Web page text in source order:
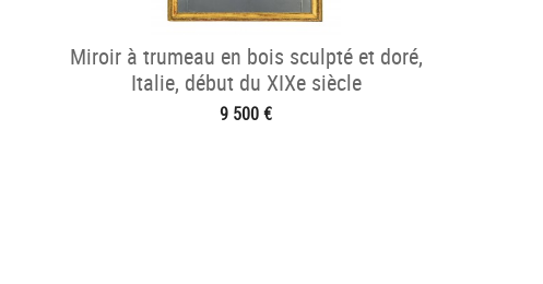
Miroir à trumeau en bois sculpté et doré,
Italie, début du XIXe siècle
9 500 €